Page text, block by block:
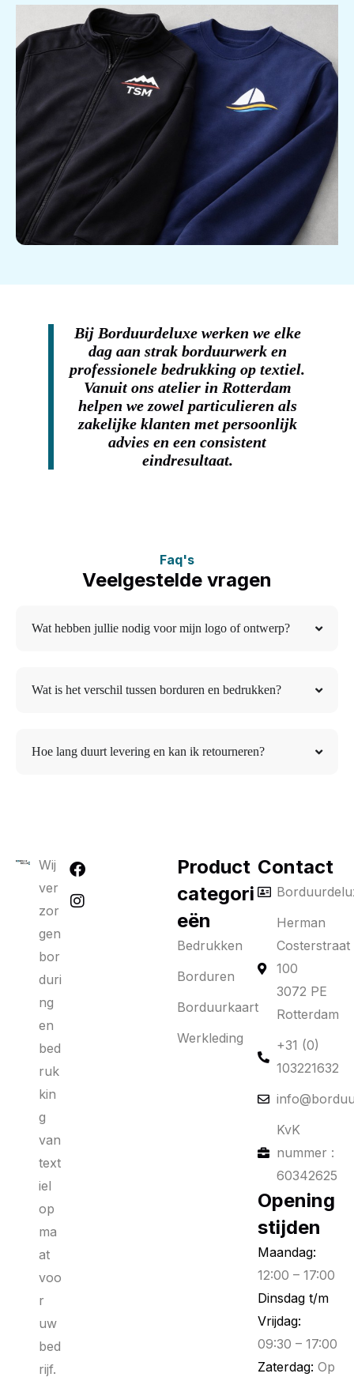
Bij Borduurdeluxe werken we elke
dag aan strak borduurwerk en
professionele bedrukking op textiel.
Vanuit ons atelier in Rotterdam
helpen we zowel particulieren als
zakelijke klanten met persoonlijk
advies en een consistent
eindresultaat.
Faq's
Veelgestelde vragen
Wat hebben jullie nodig voor mijn logo of ontwerp?
Wat is het verschil tussen borduren en bedrukken?
Hoe lang duurt levering en kan ik retourneren?
Wij
ver
zor
gen
bor
duri
ng
en
bed
ruk
kin
g
van
text
iel
op
ma
at
voo
r
uw
bed
rijf.
Product
categori
eën
Bedrukken
Borduren
Borduurkaart
Werkleding
Contact
Herman
Costerstraat
100
3072 PE
Rotterdam
+31 (0)
103221632
KvK
nummer :
60342625
Opening
stijden
Maandag:
12:00 – 17:00
Dinsdag t/m
Vrijdag:
09:30 – 17:00
Zaterdag: Op